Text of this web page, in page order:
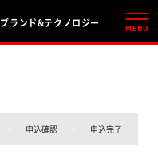
ブランド&テクノロジー
申込確認 申込完了